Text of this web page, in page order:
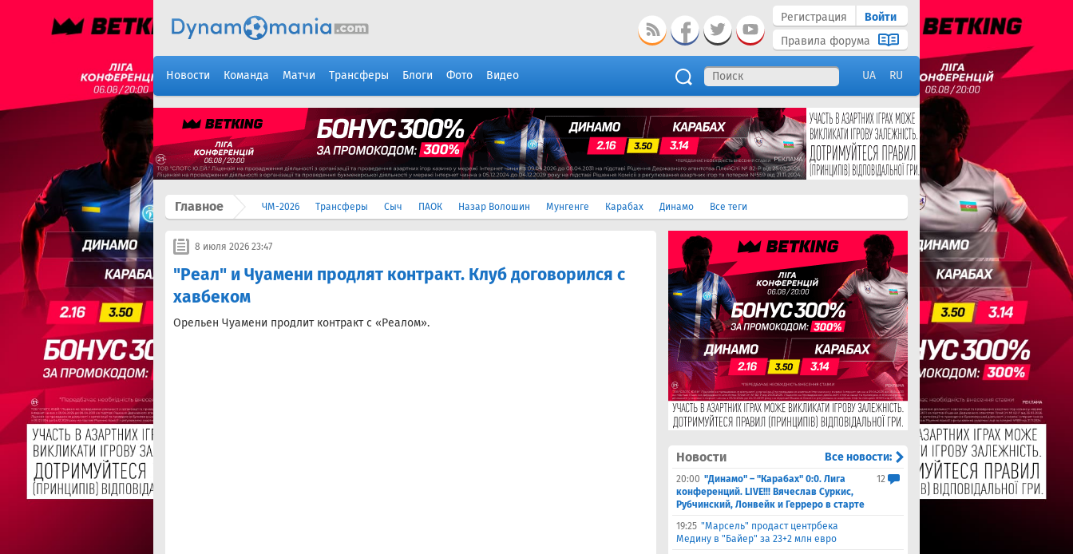
Регистрация
Войти
Правила форума
Новости Команда Матчи Трансферы Блоги Фото Видео UA RU
Главное ЧМ-2026 Трансферы Сыч ПАОК Назар Волошин Мунгенге Карабах Динамо Все теги
8 июля 2026 23:47
"Реал" и Чуамени продлят контракт. Клуб договорился с
хавбеком
Орельен Чуамени продлит контракт с «Реалом».
Новости Все новости:
20:00 "Динамо" – "Карабах" 0:0. Лига
конференций. LIVE!!! Вячеслав Суркис,
Рубчинский, Лонвейк и Герреро в старте
12
19:25 "Марсель" продаст центрбека
Медину в "Байер" за 23+2 млн евро